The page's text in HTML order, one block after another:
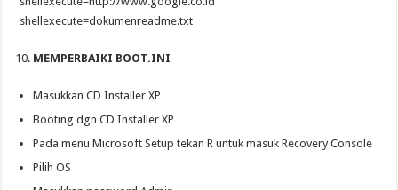
shellexecute=dokumenreadme.txt
MEMPERBAIKI BOOT.INI
Masukkan CD Installer XP
Booting dgn CD Installer XP
Pada menu Microsoft Setup tekan R untuk masuk Recovery Console
Pilih OS